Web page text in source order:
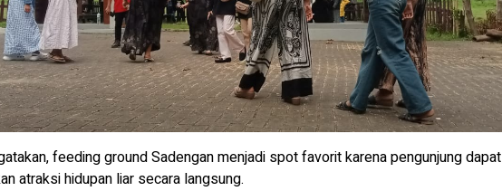
feeding ground Sadengan menjadi spot favorit karena pengunjung dapat
atraksi hidupan liar secara langsung.